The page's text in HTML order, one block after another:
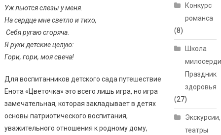
Уж льются слезы у меня.
На сердце мне светло и тихо,
Себя ругаю сгоряча.
Я руки детские целую:
Гори, гори, моя свеча!
Для воспитанников детского сада путешествие
Енота «Цветочка» это всего лишь игра, но игра
замечательная, которая закладывает в детях
основы патриотического воспитания,
уважительного отношения к родному дому,
Конкурс
романса
(8)
Школа
Праздник
здоровья
(27)
Экскурсии,
театры